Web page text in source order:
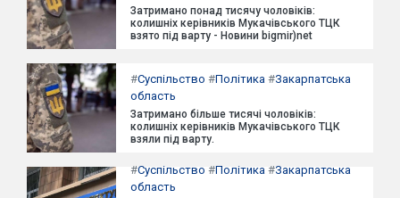
Затримано понад тисячу чоловіків:
колишніх керівників Мукачівського ТЦК
взято під варту - Новини bigmir)net
#Суспільство #Політика #Закарпатська
область
Затримано більше тисячі чоловіків:
колишніх керівників Мукачівського ТЦК
взяли під варту.
#Суспільство #Політика #Закарпатська
область